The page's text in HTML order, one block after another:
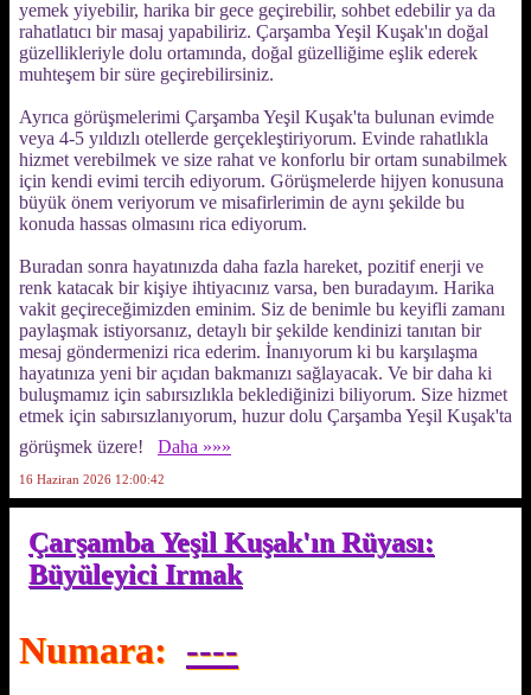
yemek yiyebilir, harika bir gece geçirebilir, sohbet edebilir ya da
rahatlatıcı bir masaj yapabiliriz. Çarşamba Yeşil Kuşak'ın doğal
güzellikleriyle dolu ortamında, doğal güzelliğime eşlik ederek
muhteşem bir süre geçirebilirsiniz.
Ayrıca görüşmelerimi Çarşamba Yeşil Kuşak'ta bulunan evimde
veya 4-5 yıldızlı otellerde gerçekleştiriyorum. Evinde rahatlıkla
hizmet verebilmek ve size rahat ve konforlu bir ortam sunabilmek
için kendi evimi tercih ediyorum. Görüşmelerde hijyen konusuna
büyük önem veriyorum ve misafirlerimin de aynı şekilde bu
konuda hassas olmasını rica ediyorum.
Buradan sonra hayatınızda daha fazla hareket, pozitif enerji ve
renk katacak bir kişiye ihtiyacınız varsa, ben buradayım. Harika
vakit geçireceğimizden eminim. Siz de benimle bu keyifli zamanı
paylaşmak istiyorsanız, detaylı bir şekilde kendinizi tanıtan bir
mesaj göndermenizi rica ederim. İnanıyorum ki bu karşılaşma
hayatınıza yeni bir açıdan bakmanızı sağlayacak. Ve bir daha ki
buluşmamız için sabırsızlıkla beklediğinizi biliyorum. Size hizmet
etmek için sabırsızlanıyorum, huzur dolu Çarşamba Yeşil Kuşak'ta
görüşmek üzere!
Daha »»»
16 Haziran 2026 12:00:42
Çarşamba Yeşil Kuşak'ın Rüyası:
Büyüleyici Irmak
Numara: ----